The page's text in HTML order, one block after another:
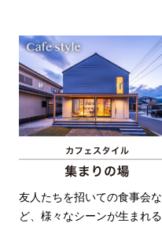
友人たちを招いての食事会な
ど、様々なシーンが生まれる